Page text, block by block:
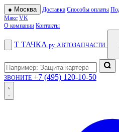
● Москва Доставка Способы оплаты
Макс VK
О компании Контакты
Т ТАЧКА .ру АВТОЗАПЧАСТИ
ЗВОНИТЕ +7 (495) 120-10-50